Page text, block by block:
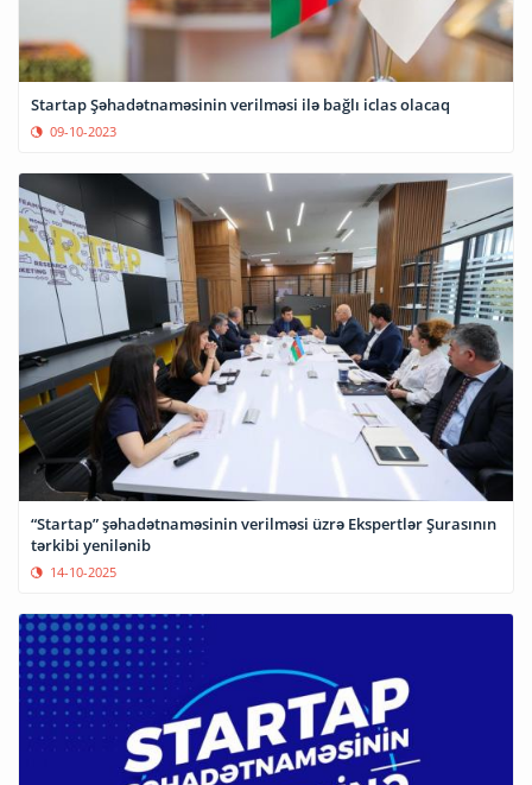
Startap Şəhadətnaməsinin verilməsi ilə bağlı iclas olacaq
09-10-2023
“Startap” şəhadətnaməsinin verilməsi üzrə Ekspertlər Şurasının
tərkibi yenilənib
14-10-2025